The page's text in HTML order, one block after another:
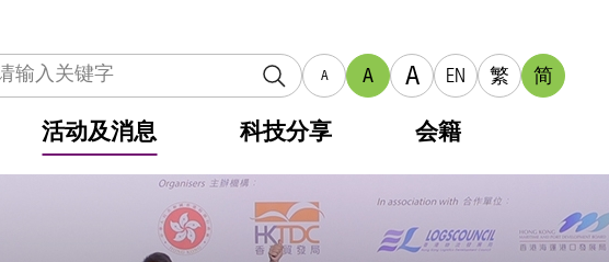
A A A EN 繁 简
活动及消息 科技分享 会籍